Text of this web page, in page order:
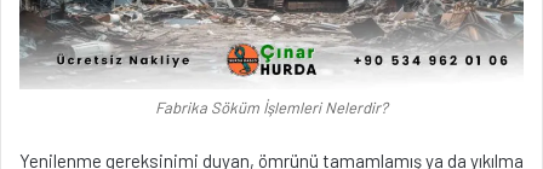
Fabrika Söküm İşlemleri Nelerdir?
Yenilenme gereksinimi duyan, ömrünü tamamlamış ya da yıkılma